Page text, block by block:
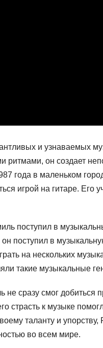
и узнаваемых
ритмами, он создает
года в маленьком
игрой на гитаре. Его
поступил в
поступил в
на нескольких
такие музыкальные
не сразу смог добиться
страсть к музыке
таланту и
во всем мире.